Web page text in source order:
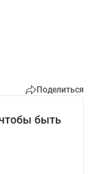
Поделиться
быть